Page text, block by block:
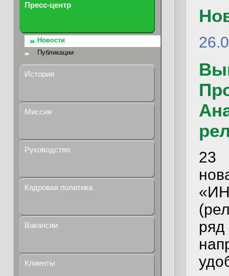
Пресс-центр
Новости
Публикации
История
Миссия
Руководство
Кадровая политика
Вакансии
Клиенты
23